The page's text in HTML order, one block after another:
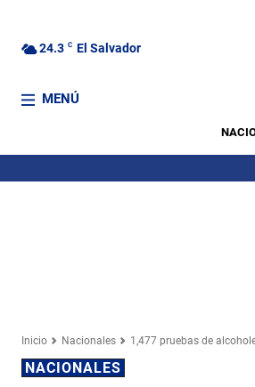
24.3 C El Salvador
MENÚ
Inicio Nacionales 1,477 pruebas de
NACIONALES